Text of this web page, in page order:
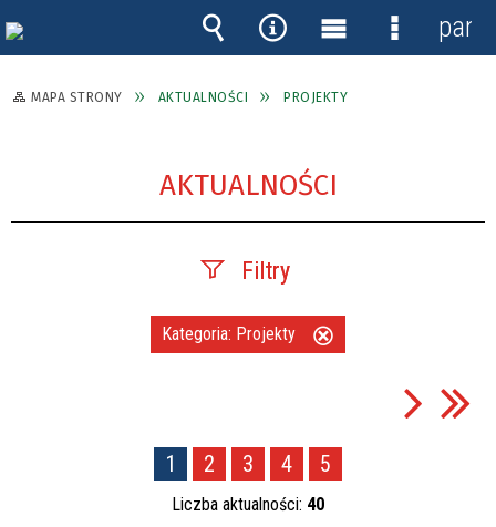
MAPA STRONY AKTUALNOŚCI PROJEKTY
AKTUALNOŚCI
Filtry
Szukana fraza
—
Kategoria
Kategoria: Projekty
1 2 3 4 5
Liczba aktualności: 40
Wyszukiwarka
Narzędzia
Menu
główne
Menu
panel